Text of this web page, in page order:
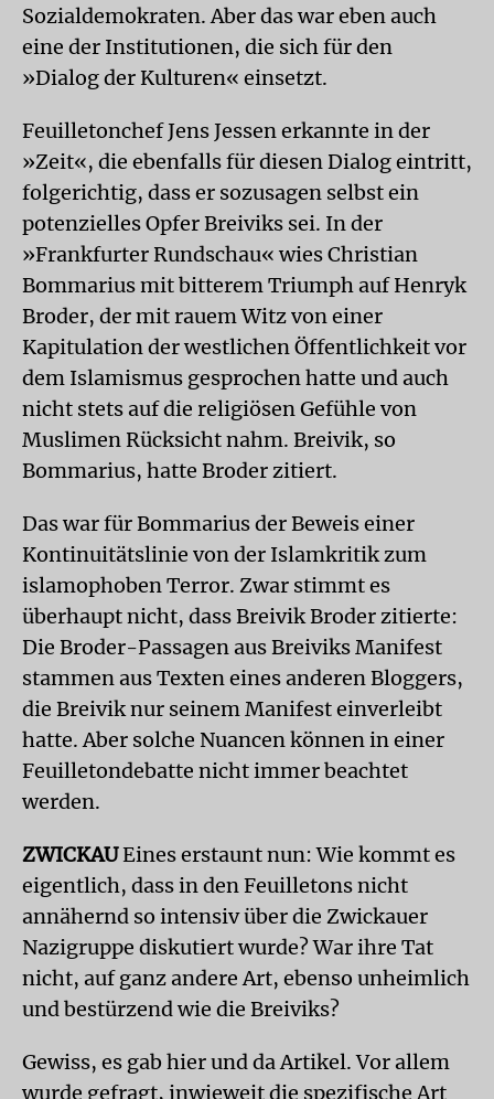
Sozialdemokraten. Aber das war eben auch
eine der Institutionen, die sich für den
»Dialog der Kulturen« einsetzt.
Feuilletonchef Jens Jessen erkannte in der
»Zeit«, die ebenfalls für diesen Dialog eintritt,
folgerichtig, dass er sozusagen selbst ein
potenzielles Opfer Breiviks sei. In der
»Frankfurter Rundschau« wies Christian
Bommarius mit bitterem Triumph auf Henryk
Broder, der mit rauem Witz von einer
Kapitulation der westlichen Öffentlichkeit vor
dem Islamismus gesprochen hatte und auch
nicht stets auf die religiösen Gefühle von
Muslimen Rücksicht nahm. Breivik, so
Bommarius, hatte Broder zitiert.
Das war für Bommarius der Beweis einer
Kontinuitätslinie von der Islamkritik zum
islamophoben Terror. Zwar stimmt es
überhaupt nicht, dass Breivik Broder zitierte:
Die Broder-Passagen aus Breiviks Manifest
stammen aus Texten eines anderen Bloggers,
die Breivik nur seinem Manifest einverleibt
hatte. Aber solche Nuancen können in einer
Feuilletondebatte nicht immer beachtet
werden.
ZWICKAUEines erstaunt nun: Wie kommt es
eigentlich, dass in den Feuilletons nicht
annähernd so intensiv über die Zwickauer
Nazigruppe diskutiert wurde? War ihre Tat
nicht, auf ganz andere Art, ebenso unheimlich
und bestürzend wie die Breiviks?
Gewiss, es gab hier und da Artikel. Vor allem
wurde gefragt, inwieweit die spezifische Art